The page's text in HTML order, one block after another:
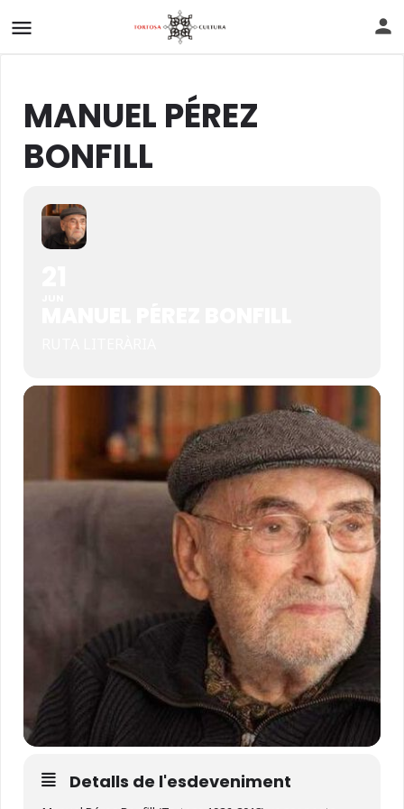
MANUEL PÉREZ
BONFILL
Detalls de l'esdeveniment